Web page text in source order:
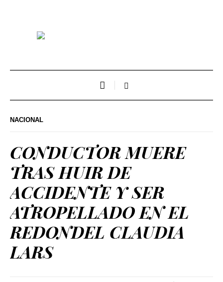
NACIONAL
CONDUCTOR MUERE
TRAS HUIR DE
ACCIDENTE Y SER
ATROPELLADO EN EL
REDONDEL CLAUDIA
LARS